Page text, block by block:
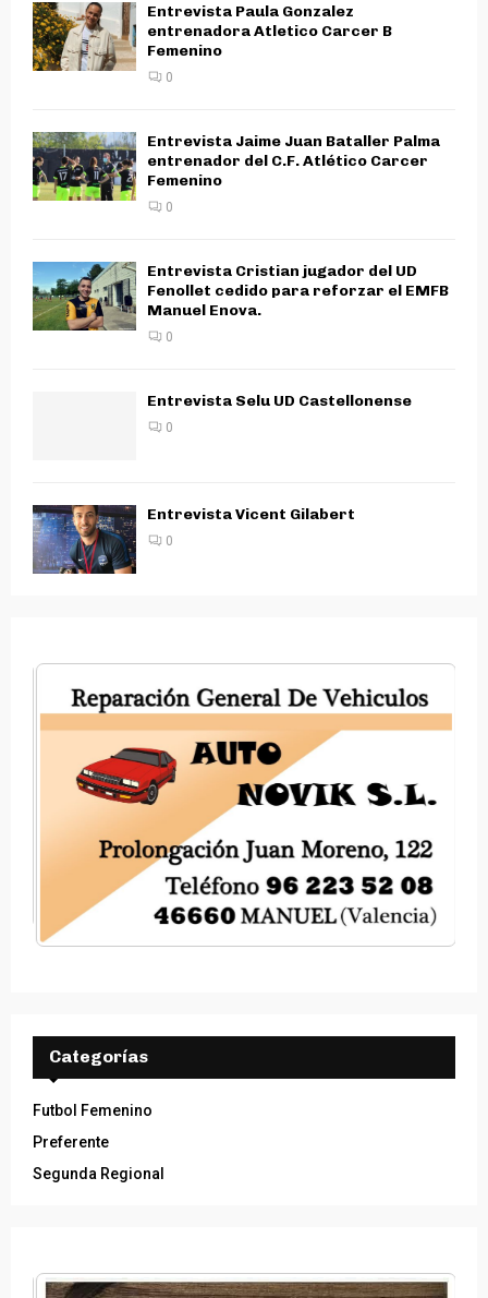
Entrevista Paula Gonzalez
entrenadora Atletico Carcer B
Femenino
0
Entrevista Jaime Juan Bataller Palma
entrenador del C.F. Atlético Carcer
Femenino
0
Entrevista Cristian jugador del UD
Fenollet cedido para reforzar el EMFB
Manuel Enova.
0
Entrevista Selu UD Castellonense
0
Entrevista Vicent Gilabert
0
Categorías
Futbol Femenino
Preferente
Segunda Regional